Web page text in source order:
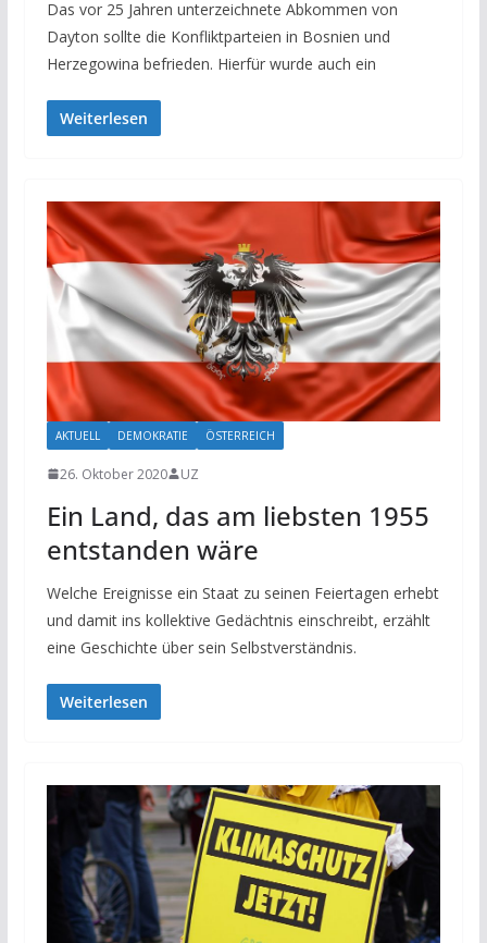
Das vor 25 Jahren unterzeichnete Abkommen von
Dayton sollte die Konfliktparteien in Bosnien und
Herzegowina befrieden. Hierfür wurde auch ein
Weiterlesen
AKTUELL DEMOKRATIE ÖSTERREICH
26. Oktober 2020 UZ
Ein Land, das am liebsten 1955
entstanden wäre
Welche Ereignisse ein Staat zu seinen Feiertagen erhebt
und damit ins kollektive Gedächtnis einschreibt, erzählt
eine Geschichte über sein Selbstverständnis.
Weiterlesen